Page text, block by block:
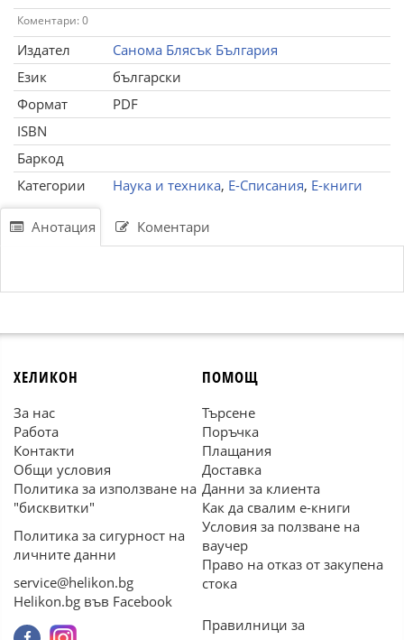
Коментари: 0
Издател
Санома Блясък България
Език
български
Формат
PDF
ISBN
Баркод
Категории
Наука и техника, Е-Списания, Е-книги
Анотация Коментари
ХЕЛИКОН
За нас
Работа
Контакти
Общи условия
Политика за използване на
"бисквитки"
Политика за сигурност на
личните данни
service@helikon.bg
Helikon.bg във Facebook
ПОМОЩ
Търсене
Поръчка
Плащания
Доставка
Данни за клиента
Как да свалим е-книги
Условия за ползване на
ваучер
Право на отказ от закупена
стока
Правилници за